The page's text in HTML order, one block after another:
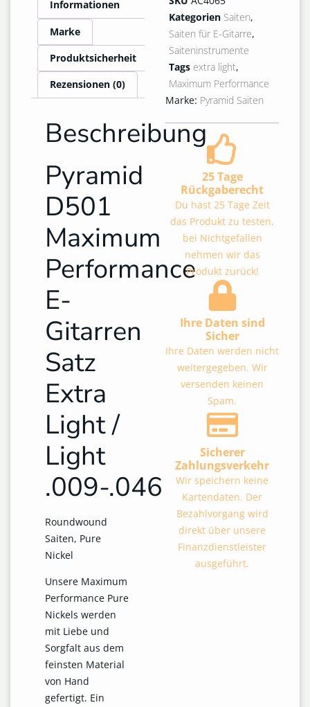
Informationen
Marke
Produktsicherheit
Rezensionen (0)
Beschreibung
Pyramid
D501
Maximum
Performance
E-
Gitarren
Satz
Extra
Light /
Light
.009-.046
Roundwound
Saiten, Pure
Nickel
Unsere Maximum
Performance Pure
Nickels werden
mit Liebe und
Sorgfalt aus dem
feinsten Material
von Hand
gefertigt. Ein
Kategorien Saiten,
Saiten für E-Gitarre,
Saiteninstrumente
Tags extra light,
Maximum Performance
Marke: Pyramid Saiten
25 Tage
Rückgaberecht
Du hast 25 Tage Zeit
das Produkt zu testen,
bei Nichtgefallen
nehmen wir das
Produkt zurück!
Ihre Daten sind
Sicher
Ihre Daten werden nicht
weitergegeben. Wir
versenden keinen
Spam.
Sicherer
Zahlungsverkehr
Wir speichern keine
Kartendaten. Der
Bezahlvorgang wird
direkt über unsere
Finanzdienstleister
ausgeführt.